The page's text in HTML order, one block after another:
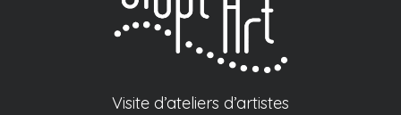
Visite d’ateliers d’artistes